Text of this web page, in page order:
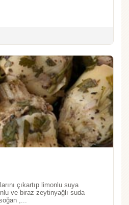
çıkartıp limonlu suya
ve biraz zeytinyağlı suda
,...